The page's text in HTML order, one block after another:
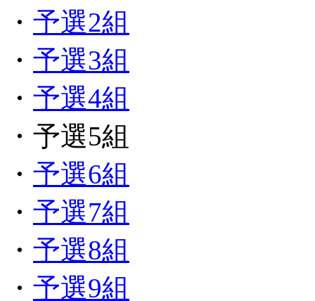
・ 予選2組
・ 予選3組
・ 予選4組
・予選5組
・ 予選6組
・ 予選7組
・ 予選8組
・ 予選9組